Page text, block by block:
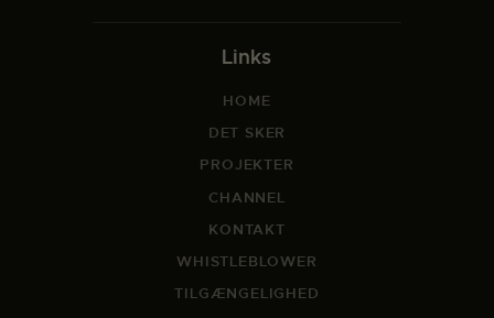
Links
HOME
DET SKER
PROJEKTER
CHANNEL
KONTAKT
WHISTLEBLOWER
TILGÆNGELIGHED